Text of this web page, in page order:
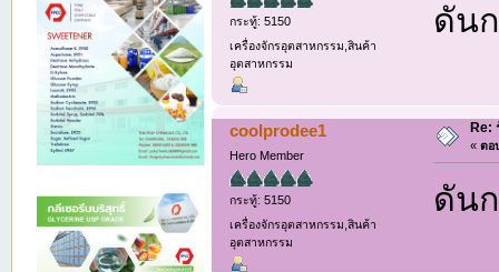
กระทู้: 5150
เครื่องจักรอุตสาหกรรม,สินค้า
อุตสาหกรรม
ดัน
coolprodee1
Hero Member
กระทู้: 5150
เครื่องจักรอุตสาหกรรม,สินค้า
อุตสาหกรรม
Re:
« ตอ
ดัน